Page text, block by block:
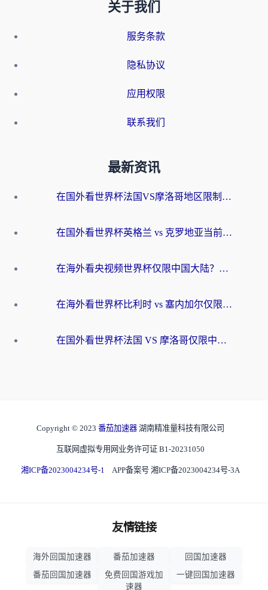
关于我们
服务条款
隐私协议
应用权限
联系我们
最新资讯
在国外看世界杯法国VS摩洛哥地区限制？这篇指南让你流畅看中文解说无压力
在国外看世界杯英格兰 vs 克罗地亚当前地区不可播放？这篇指南帮你搞定所有海外观赛难题
在海外看央视频世界杯仅限中国大陆？这篇指南帮你解锁中文解说+无卡顿直播
在海外看世界杯比利时 vs 塞内加尔仅限中国大陆？我找到了最流畅的中文解说之路
在国外看世界杯法国 VS 摩洛哥仅限中国大陆？海外党这样看中文解说赛事不卡顿
Copyright © 2023 番茄加速器 湖南精准量科技有限公司
互联网虚拟专用网业务许可证 B1-20231050
湘ICP备2023004234号-1 APP备案号 湘ICP备2023004234号-3A
友情链接
海外回国加速器 番茄加速器
回国加速器
番茄回国加速器
免费回国游戏加
速器
一键回国加速器